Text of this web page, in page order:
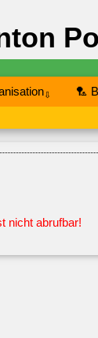
⇩ 🏸
nicht abrufbar!